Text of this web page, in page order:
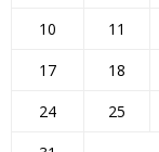
10
11
17
18
24
25